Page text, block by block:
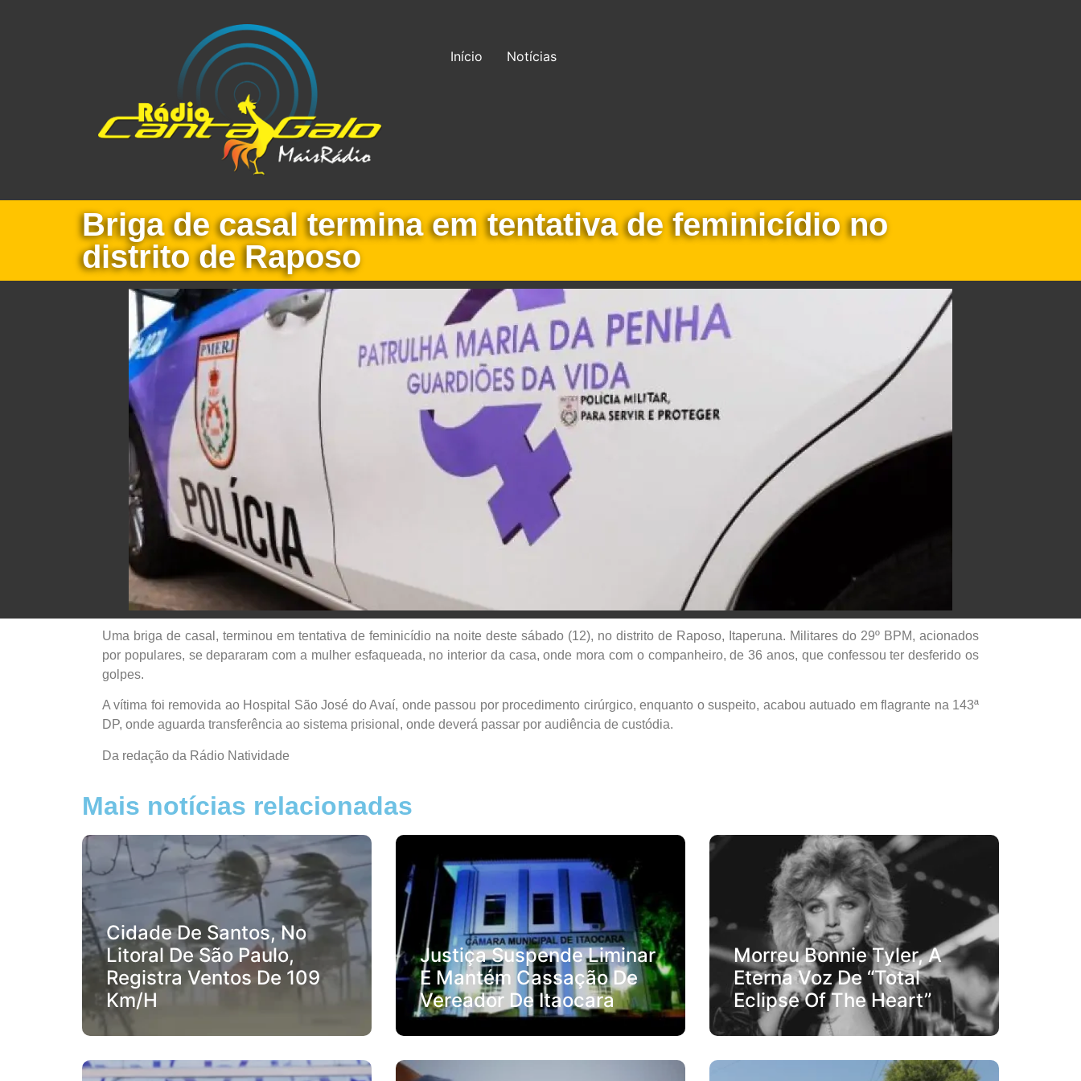
Início Notícias
Briga de casal termina em tentativa de feminicídio no
distrito de Raposo
Uma briga de casal, terminou em tentativa de feminicídio na noite deste sábado (12), no distrito de Raposo, Itaperuna. Militares do 29º BPM, acionados
por populares, se depararam com a mulher esfaqueada, no interior da casa, onde mora com o companheiro, de 36 anos, que confessou ter desferido os
golpes.
A vítima foi removida ao Hospital São José do Avaí, onde passou por procedimento cirúrgico, enquanto o suspeito, acabou autuado em flagrante na 143ª
DP, onde aguarda transferência ao sistema prisional, onde deverá passar por audiência de custódia.
Da redação da Rádio Natividade
Mais notícias relacionadas
Cidade De Santos, No
Litoral De São Paulo,
Registra Ventos De 109
Km/h
Justiça Suspende Liminar
E Mantém Cassação De
Vereador De Itaocara
Morreu Bonnie Tyler, A
Eterna Voz De “Total
Eclipse Of The Heart”